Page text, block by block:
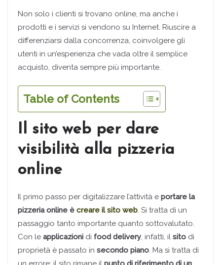
Non solo i clienti si trovano online, ma anche i
prodotti e i servizi si vendono su Internet. Riuscire a
differenziarsi dalla concorrenza, coinvolgere gli
utenti in un’esperienza che vada oltre il semplice
acquisto, diventa sempre più importante.
Table of Contents
Il sito web per dare
visibilità alla pizzeria
online
Il primo passo per digitalizzare l’attività e portare la
pizzeria online è creare il sito web. Si tratta di un
passaggio tanto importante quanto sottovalutato.
Con le applicazioni di food delivery, infatti, il sito di
proprietà è passato in secondo piano. Ma si tratta di